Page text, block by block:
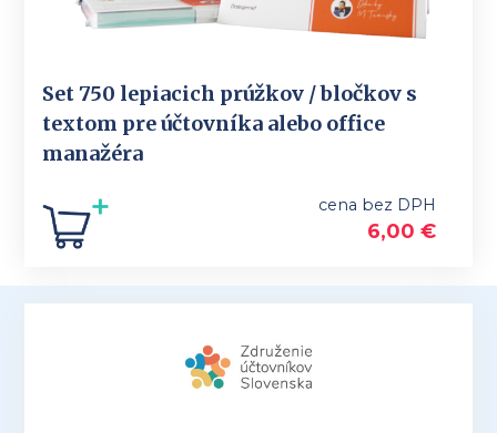
Set 750 lepiacich prúžkov / bločkov s
textom pre účtovníka alebo office
manažéra
cena bez DPH
6,00 €